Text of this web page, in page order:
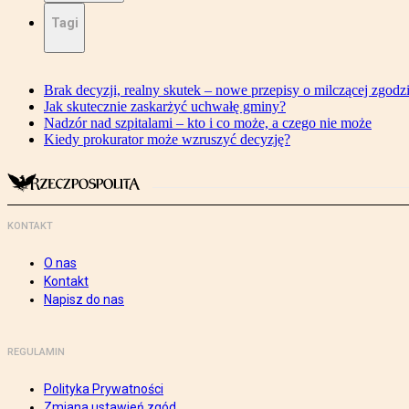
Tagi
Brak decyzji, realny skutek – nowe przepisy o milczącej
Jak skutecznie zaskarżyć uchwałę gminy?
Nadzór nad szpitalami – kto i co może, a czego nie może
Kiedy prokurator może wzruszyć decyzję?
KONTAKT
O nas
Kontakt
Napisz do nas
REGULAMIN
Polityka Prywatności